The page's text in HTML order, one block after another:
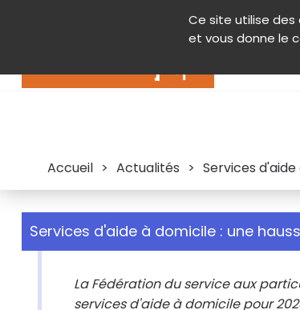
Ce site utilise des
et vous donne le
Contenu Aide et
Accueil > Actualités > Services
Services d'aide à domicile : une
La Fédération du service aux
services d'aide à domicile pour